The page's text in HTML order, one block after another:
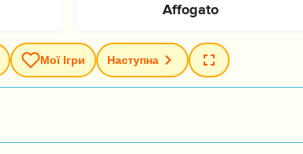
Мої Ігри Наступна